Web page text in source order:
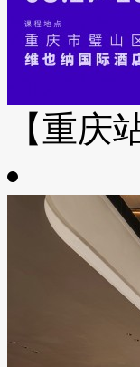
【重庆